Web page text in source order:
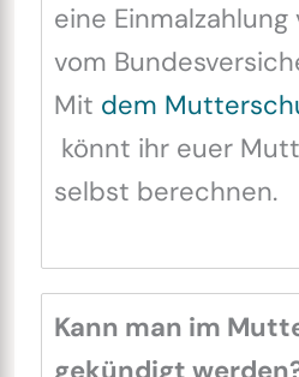
eine Einmalzahlung
vom
Mit dem
könnt ihr euer
selbst berechnen.
Kann man im